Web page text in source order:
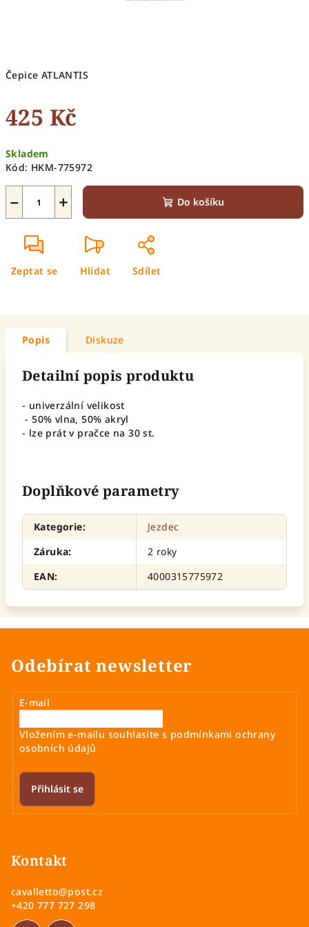
Čepice ATLANTIS
425 Kč
cena:
Skladem
Kód: HKM-775972
+
− Do košíku
Zeptat se Hlídat Sdílet
Popis Diskuze
Detailní popis produktu
- univerzální velikost
- 50% vlna, 50% akryl
- lze prát v pračce na 30 st.
Doplňkové parametry
Kategorie:
Jezdec
Záruka:
2 roky
EAN: 4000315775972
Odebírat newsletter
E-mail
Vložením e-mailu souhlasíte s podmínkami ochrany
osobních údajů
Přihlásit se
Kontakt
cavalletto@post.cz
+420 777 727 298